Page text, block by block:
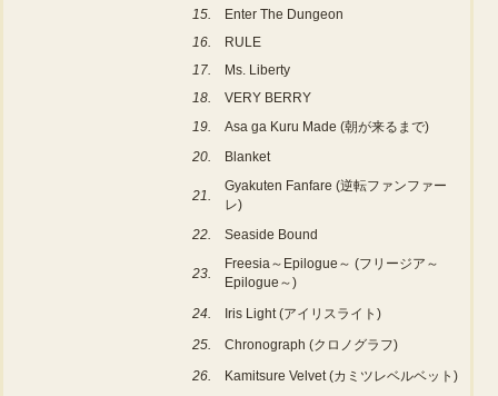
15.
Enter The Dungeon
16.
RULE
17.
Ms. Liberty
18.
VERY BERRY
19.
Asa ga Kuru Made (朝が来るまで)
20.
Blanket
21.
Gyakuten Fanfare (逆転ファンファー
レ)
22.
Seaside Bound
23.
Freesia～Epilogue～ (フリージア～
Epilogue～)
24.
Iris Light (アイリスライト)
25.
Chronograph (クロノグラフ)
26.
Kamitsure Velvet (カミツレベルベット)